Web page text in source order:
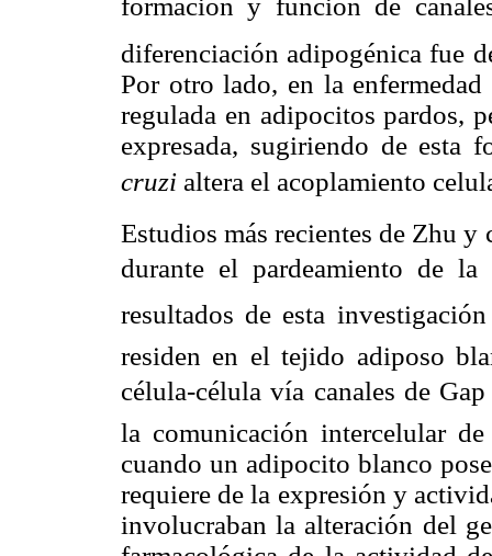
formación y función de
diferenciación adipogénica fue
Por otro lado, en la
regulada en adipocitos pardos,
expresada, sugiriendo de
cruzi altera el acoplamiento
Estudios más recientes de Zhu y
durante el pardeamiento de
resultados de esta
residen en el tejido adiposo
célula-célula vía canales de
la comunicación intercelular
cuando un adipocito blanco
requiere de la expresión y
involucraban la alteración del